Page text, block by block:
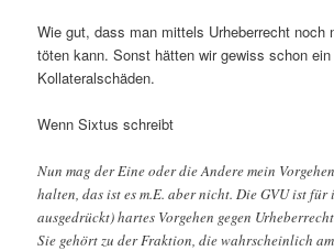
Wie gut, dass man mittels Urheberrecht noch
töten kann. Sonst hätten wir gewiss schon ein
Kollateralschäden.
Wenn Sixtus schreibt
Nun mag der Eine oder die Andere mein
halten, das ist es m.E. aber nicht. Die GVU ist
ausgedrückt) hartes Vorgehen gegen
Sie gehört zu der Fraktion, die wahrscheinlich